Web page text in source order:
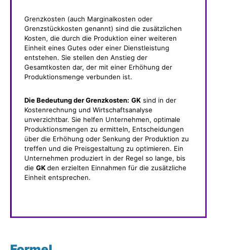
Grenzkosten (auch Marginalkosten oder
Grenzstückkosten genannt) sind die zusätzlichen
Kosten, die durch die Produktion einer weiteren
Einheit eines Gutes oder einer Dienstleistung
entstehen. Sie stellen den Anstieg der
Gesamtkosten dar, der mit einer Erhöhung der
Produktionsmenge verbunden ist.
Die Bedeutung der Grenzkosten: GK sind in der
Kostenrechnung und Wirtschaftsanalyse
unverzichtbar. Sie helfen Unternehmen, optimale
Produktionsmengen zu ermitteln, Entscheidungen
über die Erhöhung oder Senkung der Produktion zu
treffen und die Preisgestaltung zu optimieren. Ein
Unternehmen produziert in der Regel so lange, bis
die GKden erzielten Einnahmen für die zusätzliche
Einheit entsprechen.